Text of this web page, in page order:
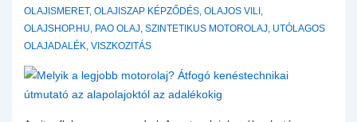
kell
(
OLAJISMERET, OLAJISZAP KÉPZŐDÉS, OLAJOS VILI ,
OLAJSHOP.HU, PAO OLAJ, SZINTETIKUS MOTOROLAJ, UTÓLAGOS
OLAJADALÉK, VISZKOZITÁS